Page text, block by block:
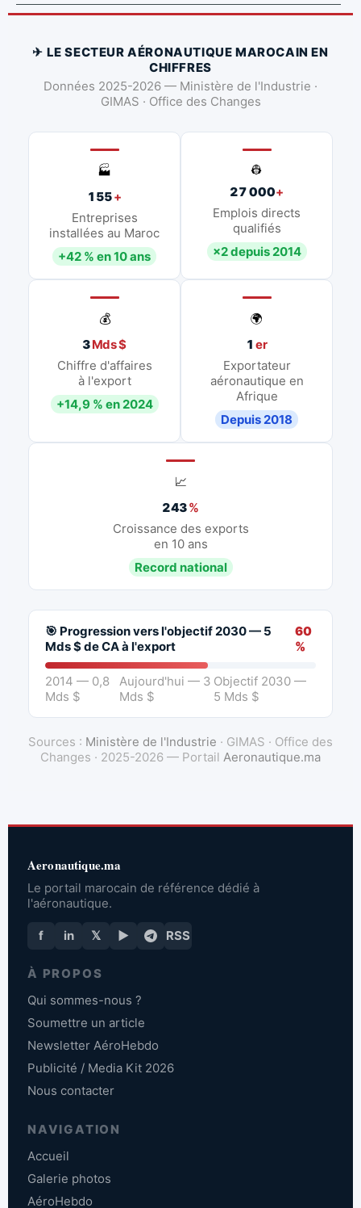
✈ LE SECTEUR AÉRONAUTIQUE MAROCAIN EN
CHIFFRES
Données 2025-2026 — Ministère de l'Industrie ·
GIMAS · Office des Changes
🏭
155+
Entreprises
installées au Maroc
+42 % en 10 ans
👷
27 000+
Emplois directs
qualifiés
×2 depuis 2014
💰
3Mds $
Chiffre d'affaires
à l'export
+14,9 % en 2024
🌍
1 er
Exportateur
aéronautique en
Afrique
Depuis 2018
📈
243%
Croissance des exports
en 10 ans
Record national
🎯 Progression vers l'objectif 2030 — 5
Mds $ de CA à l'export
60
%
2014 — 0,8
Mds $
Aujourd'hui — 3
Mds $
Objectif 2030 —
5 Mds $
Sources : Ministère de l'Industrie · GIMAS · Office des
Changes · 2025-2026 — Portail Aeronautique.ma
Aeronautique.ma
Le portail marocain de référence dédié à
l'aéronautique.
f in 𝕏 ▶ RSS
À PROPOS
Qui sommes-nous ?
Soumettre un article
Newsletter AéroHebdo
Publicité / Media Kit 2026
Nous contacter
NAVIGATION
Accueil
Galerie photos
AéroHebdo